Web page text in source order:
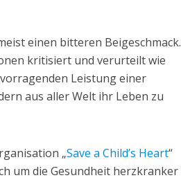
einen bitteren Beigeschmack.
kritisiert und verurteilt wie
Leistung einer
aus aller Welt ihr Leben zu
„Save a Child’s Heart“
um die Gesundheit herzkranker